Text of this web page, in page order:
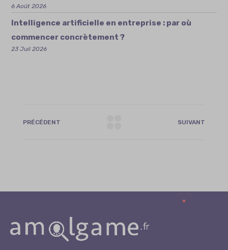
6 Août 2026
Intelligence artificielle en entreprise : par où
commencer concrètement ?
23 Juil 2026
PRÉCÉDENT SUIVANT